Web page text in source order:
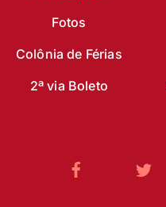
Fotos
Colônia de Férias
2ª via Boleto